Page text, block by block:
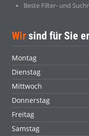
Beste Filter- und
Wir sind für Sie
Montag
Dienstag
Mittwoch
Donnerstag
Freitag
Samstag